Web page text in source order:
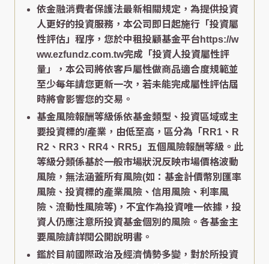
依金融消費者保護法最新相關規定，為提供投資
人更好的投資服務，本公司即日起施行「投資屬
性評估」程序，您於中租投顧基金平台https://w
ww.ezfundz.com.tw完成「投資人投資屬性評
量」，本公司將依客戶屬性做商品適合度規範並
至少每年請您更新一次，若未能完成屬性評估屆
時將會影響您的交易。
基金風險報酬等級係依基金類型、投資區域或主
要投資標的/產業，由低至高，區分為「RR1、R
R2、RR3、RR4、RR5」五個風險報酬等級。此
等級分類係基於一般市場狀況反映市場價格波動
風險，無法涵蓋所有風險(如：基金計價幣別匯率
風險、投資標的產業風險、信用風險、利率風
險、流動性風險等)，不宜作為投資唯一依據，投
資人仍應注意所投資基金個別的風險。各基金主
要風險請詳閱公開說明書。
鑑於目前國際政治及經濟情勢多變，對於所投資